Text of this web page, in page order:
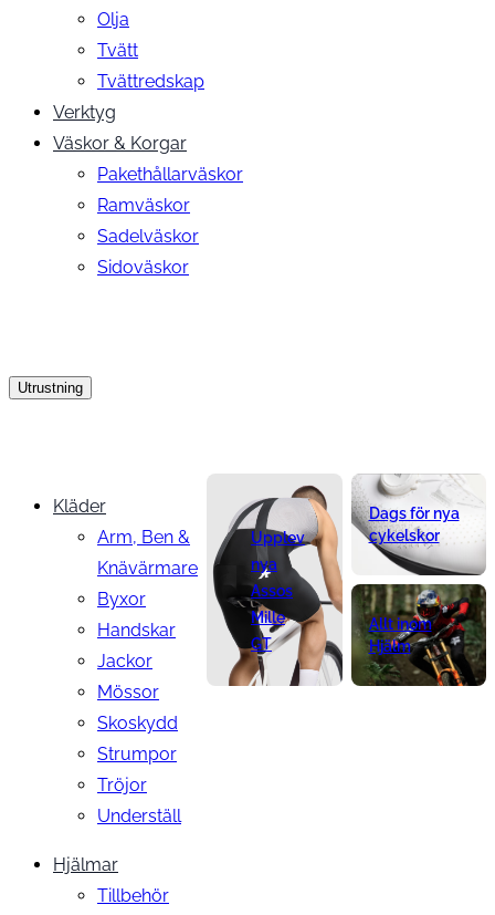
Olja
Tvätt
Tvättredskap
Verktyg
Väskor & Korgar
Pakethållarväskor
Ramväskor
Sadelväskor
Sidoväskor
Utrustning
Kläder
Arm, Ben &
Knävärmare
Byxor
Handskar
Jackor
Mössor
Skoskydd
Strumpor
Tröjor
Underställ
Hjälmar
Tillbehör
Upplev
nya
Assos
Mille
GT
Dags för nya
cykelskor
Allt inom
Hjälm